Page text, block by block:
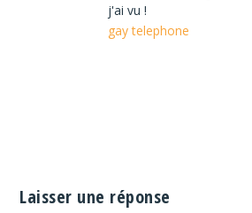
j'ai vu !
gay telephone
Laisser une réponse